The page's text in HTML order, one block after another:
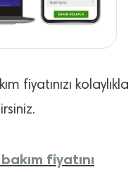
fiyatınızı kolaylıkla
fiyatını